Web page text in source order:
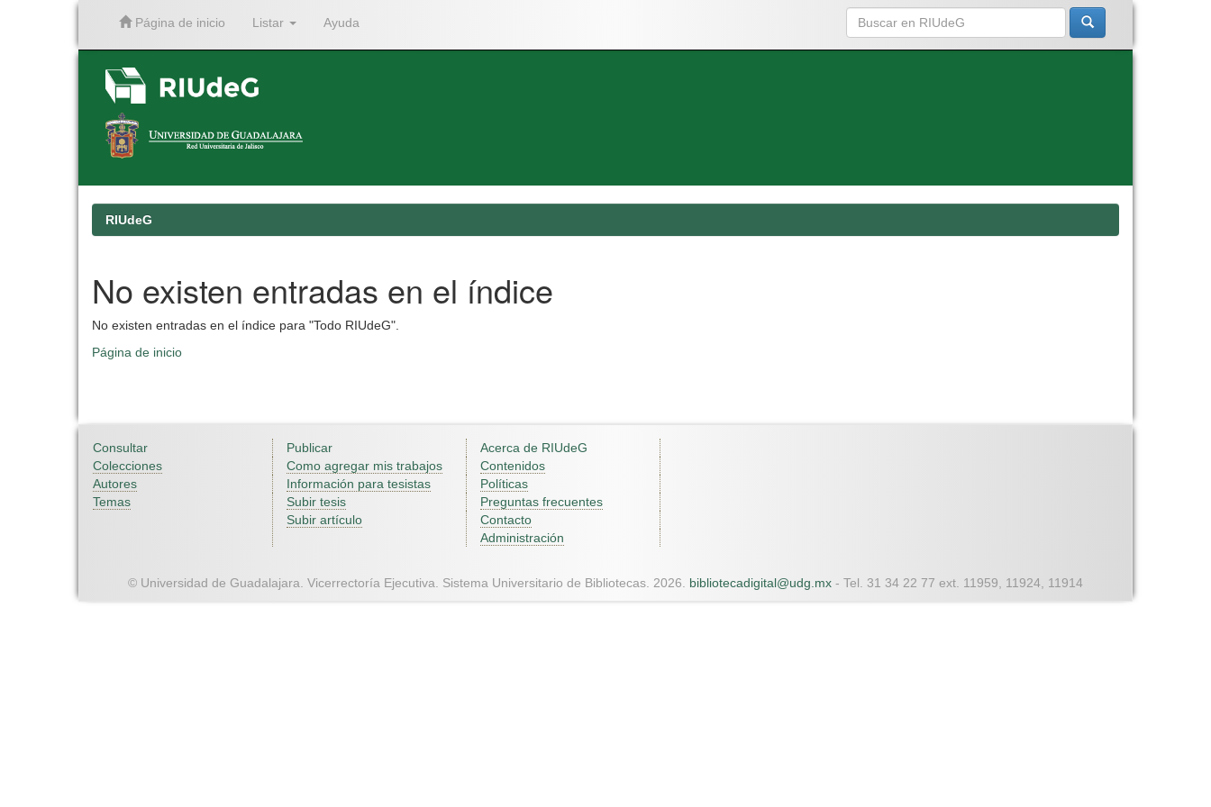
Página de inicio Listar Ayuda
RIUdeG
No existen entradas en el índice
No existen entradas en el índice para "Todo RIUdeG".
Página de inicio
Consultar
Colecciones
Autores
Temas
Publicar
Como agregar mis trabajos
Información para tesistas
Subir tesis
Subir artículo
Acerca de RIUdeG
Contenidos
Políticas
Preguntas frecuentes
Contacto
Administración
© Universidad de Guadalajara. Vicerrectoría Ejecutiva. Sistema Universitario de Bibliotecas. 2026. bibliotecadigital@udg.mx - Tel. 31 34 22 77 ext. 11959, 11924, 11914